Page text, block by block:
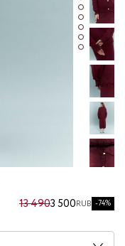
13 4903 500RUB -74%